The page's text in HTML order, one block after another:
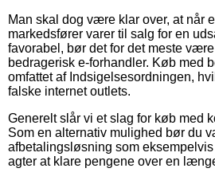
Man skal dog være klar over, at når
markedsfører varer til salg for en
favorabel, bør det for det meste
bedragerisk e-forhandler. Køb med
omfattet af Indsigelsesordningen,
falske internet outlets.
Generelt slår vi et slag for køb med
Som en alternativ mulighed bør du
afbetalingsløsning som
agter at klare pengene over en